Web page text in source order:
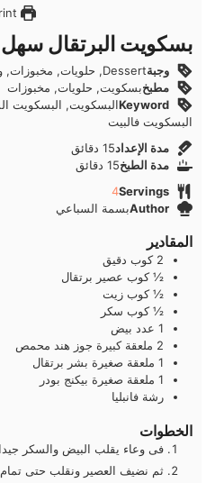
Print
بسكويت البرتقال
وجبةDessert, حلويات, مخبوزات, وصفات بيتي
مطبخبسكويت, حلويات, مخبوزات
Keywordالبسكويت, البسكويت
البسكويت فالبيت
مدة الإعداد15دقائق
دقائق
مدة الطبخ15دقائق
دقائق
Servings
4
Authorبسمة السباعي
المقادير
2 كوب دقيق
½ كوب عصير برتقال
½ كوب زيت
½ كوب سكر
1 عدد بيض
2 ملعقة كبيرة جوز هند محمص
1 ملعقة صغيرة بشر برتقال
1 ملعقة صغيرة بيكنج بودر
رشة فانبليا
الخطوات
فى وعاء يقلب البيض والسكر
ثم نضيف العصير ونقلب حتى تمام